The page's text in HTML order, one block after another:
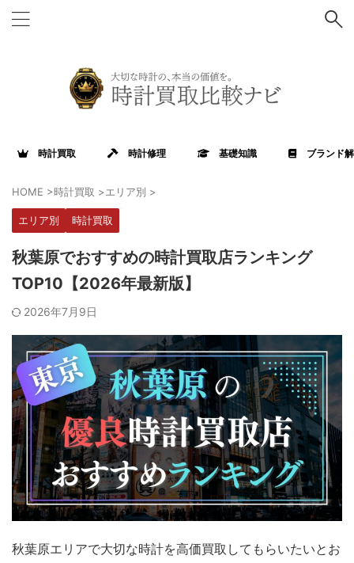
時計買取 時計修理 基礎知識 ブランド
HOME >時計買取 >エリア別 >
エリア別 時計買取
秋葉原でおすすめの時計買取店ランキング
TOP10【2026年最新版】
2026年7月9日
秋葉原エリアで大切な時計を高価買取してもらいたいとお